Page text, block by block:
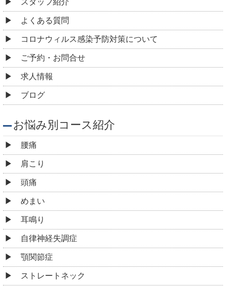
スタッフ紹介
よくある質問
コロナウィルス感染予防対策について
ご予約・お問合せ
求人情報
ブログ
お悩み別コース紹介
腰痛
肩こり
頭痛
めまい
耳鳴り
自律神経失調症
顎関節症
ストレートネック